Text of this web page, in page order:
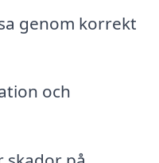
genom korrekt
och